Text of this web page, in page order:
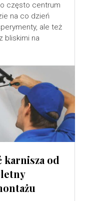
często centrum
na co dzień
ale też
bliskimi na
karnisza od